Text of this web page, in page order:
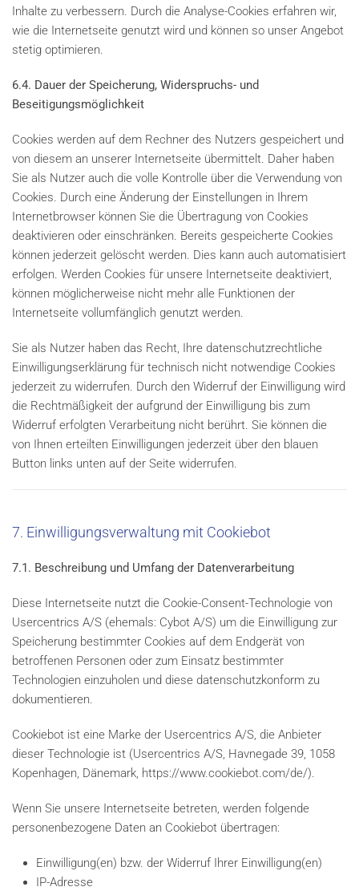
Inhalte zu verbessern. Durch die Analyse-Cookies erfahren wir,
wie die Internetseite genutzt wird und können so unser Angebot
stetig optimieren.
6.4. Dauer der Speicherung, Widerspruchs- und
Beseitigungsmöglichkeit
Cookies werden auf dem Rechner des Nutzers gespeichert und
von diesem an unserer Internetseite übermittelt. Daher haben
Sie als Nutzer auch die volle Kontrolle über die Verwendung von
Cookies. Durch eine Änderung der Einstellungen in Ihrem
Internetbrowser können Sie die Übertragung von Cookies
deaktivieren oder einschränken. Bereits gespeicherte Cookies
können jederzeit gelöscht werden. Dies kann auch automatisiert
erfolgen. Werden Cookies für unsere Internetseite deaktiviert,
können möglicherweise nicht mehr alle Funktionen der
Internetseite vollumfänglich genutzt werden.
Sie als Nutzer haben das Recht, Ihre datenschutzrechtliche
Einwilligungserklärung für technisch nicht notwendige Cookies
jederzeit zu widerrufen. Durch den Widerruf der Einwilligung wird
die Rechtmäßigkeit der aufgrund der Einwilligung bis zum
Widerruf erfolgten Verarbeitung nicht berührt. Sie können die
von Ihnen erteilten Einwilligungen jederzeit über den blauen
Button links unten auf der Seite widerrufen.
7. Einwilligungsverwaltung mit Cookiebot
7.1. Beschreibung und Umfang der Datenverarbeitung
Diese Internetseite nutzt die Cookie-Consent-Technologie von
Usercentrics A/S (ehemals: Cybot A/S) um die Einwilligung zur
Speicherung bestimmter Cookies auf dem Endgerät von
betroffenen Personen oder zum Einsatz bestimmter
Technologien einzuholen und diese datenschutzkonform zu
dokumentieren.
Cookiebot ist eine Marke der Usercentrics A/S, die Anbieter
dieser Technologie ist (Usercentrics A/S, Havnegade 39, 1058
Kopenhagen, Dänemark, https://www.cookiebot.com/de/).
Wenn Sie unsere Internetseite betreten, werden folgende
personenbezogene Daten an Cookiebot übertragen:
Einwilligung(en) bzw. der Widerruf Ihrer Einwilligung(en)
IP-Adresse